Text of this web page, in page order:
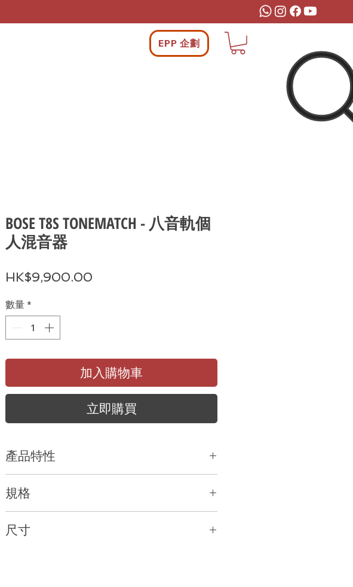
EPP 企劃
BOSE T8S TONEMATCH - 八音軌個
人混音器
HK$9,900.00
數量 *
加入購物車
立即購買
產品特性
者設計，搭載了：
◎ToneMatch 強大先進的數位訊號處理引擎
規格
8x Combo XLR-1/4" mic/line inputs / 2x Aux inputs
尺寸